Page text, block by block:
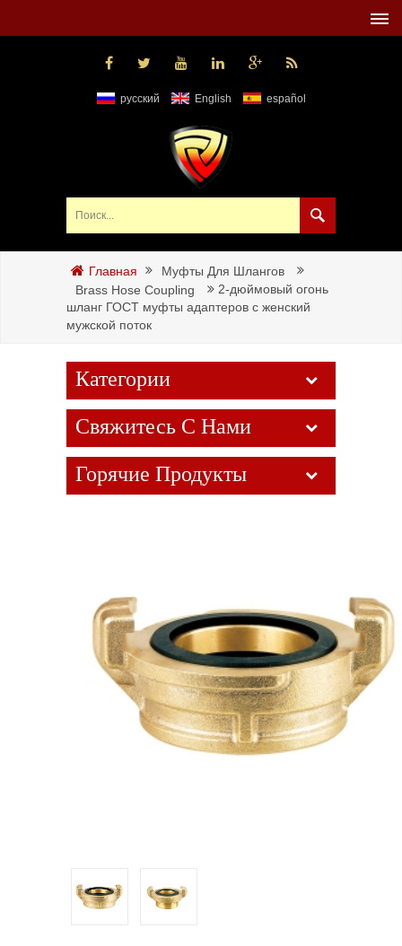
русский English español
Главная
Муфты Для Шлангов
Brass Hose Coupling
2-дюймовый огонь
шланг ГОСТ муфты адаптеров с женский
мужской поток
Категории
Свяжитесь С Нами
Горячие Продукты